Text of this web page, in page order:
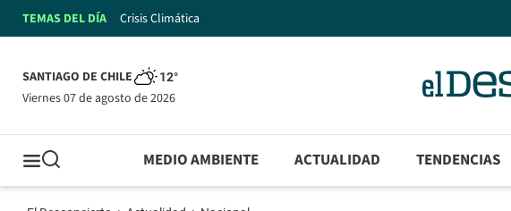
TEMAS DEL DÍA Crisis Climática
SANTIAGO DE CHILE 12°
viernes 07 de agosto de 2026
MEDIO AMBIENTE ACTUALIDAD TENDENCIAS